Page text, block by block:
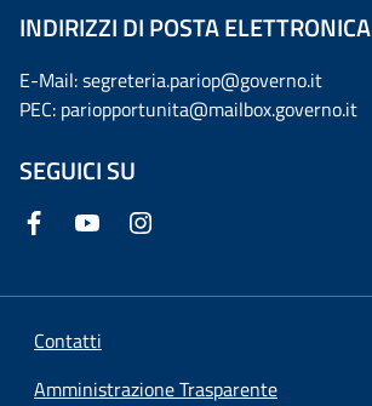
INDIRIZZI DI POSTA ELETTRONICA
E-Mail: segreteria.pariop@governo.it
PEC: pariopportunita@mailbox.governo.it
SEGUICI SU
Contatti
Amministrazione Trasparente